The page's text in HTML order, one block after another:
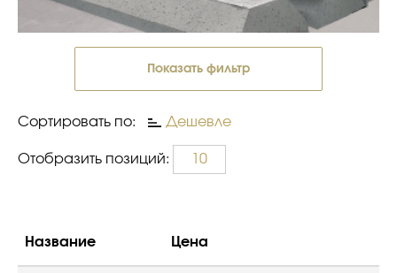
Показать фильтр
Сортировать по: Дешевле
Отобразить позиций: 10
Название Цена